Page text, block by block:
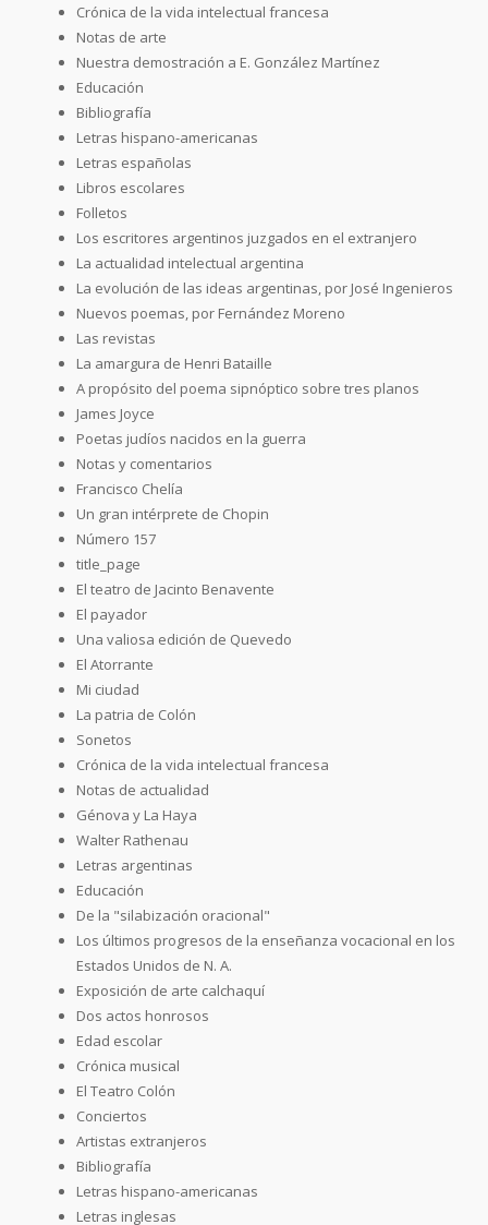
Crónica de la vida intelectual francesa
Notas de arte
Nuestra demostración a E. González Martínez
Educación
Bibliografía
Letras hispano-americanas
Letras españolas
Libros escolares
Folletos
Los escritores argentinos juzgados en el extranjero
La actualidad intelectual argentina
La evolución de las ideas argentinas, por José Ingenieros
Nuevos poemas, por Fernández Moreno
Las revistas
La amargura de Henri Bataille
A propósito del poema sipnóptico sobre tres planos
James Joyce
Poetas judíos nacidos en la guerra
Notas y comentarios
Francisco Chelía
Un gran intérprete de Chopin
Número 157
title_page
El teatro de Jacinto Benavente
El payador
Una valiosa edición de Quevedo
El Atorrante
Mi ciudad
La patria de Colón
Sonetos
Crónica de la vida intelectual francesa
Notas de actualidad
Génova y La Haya
Walter Rathenau
Letras argentinas
Educación
De la "silabización oracional"
Los últimos progresos de la enseñanza vocacional en los
Estados Unidos de N. A.
Exposición de arte calchaquí
Dos actos honrosos
Edad escolar
Crónica musical
El Teatro Colón
Conciertos
Artistas extranjeros
Bibliografía
Letras hispano-americanas
Letras inglesas